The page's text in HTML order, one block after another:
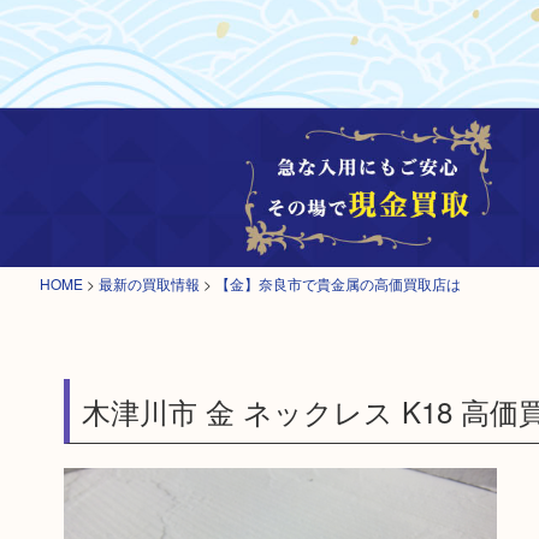
HOME > 最新の買取情報 > 【金】奈良市で貴金属の高価買取店は
木津川市 金 ネックレス K18 高価